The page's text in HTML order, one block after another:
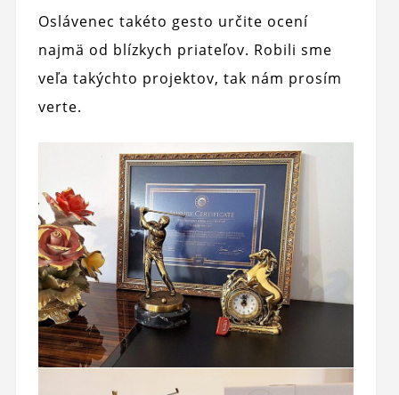
Oslávenec takéto gesto určite ocení
najmä od blízkych priateľov. Robili sme
veľa takýchto projektov, tak nám prosím
verte.